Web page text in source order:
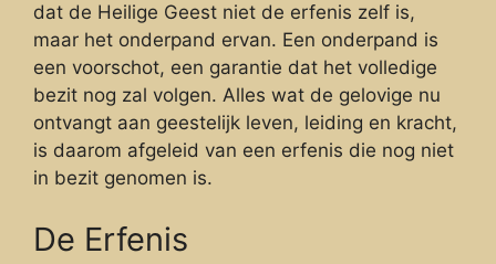
dat de Heilige Geest niet de erfenis zelf is,
maar het onderpand ervan. Een onderpand is
een voorschot, een garantie dat het volledige
bezit nog zal volgen. Alles wat de gelovige nu
ontvangt aan geestelijk leven, leiding en kracht,
is daarom afgeleid van een erfenis die nog niet
in bezit genomen is.
De Erfenis